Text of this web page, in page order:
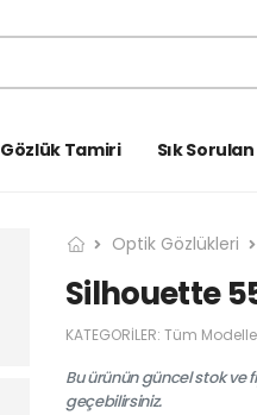
Gözlük Tamiri Sık
Optik Gözlükleri
Silhouette
KATEGORILER: Tüm
Bu ürünün güncel stok ve
geçebilirsiniz.